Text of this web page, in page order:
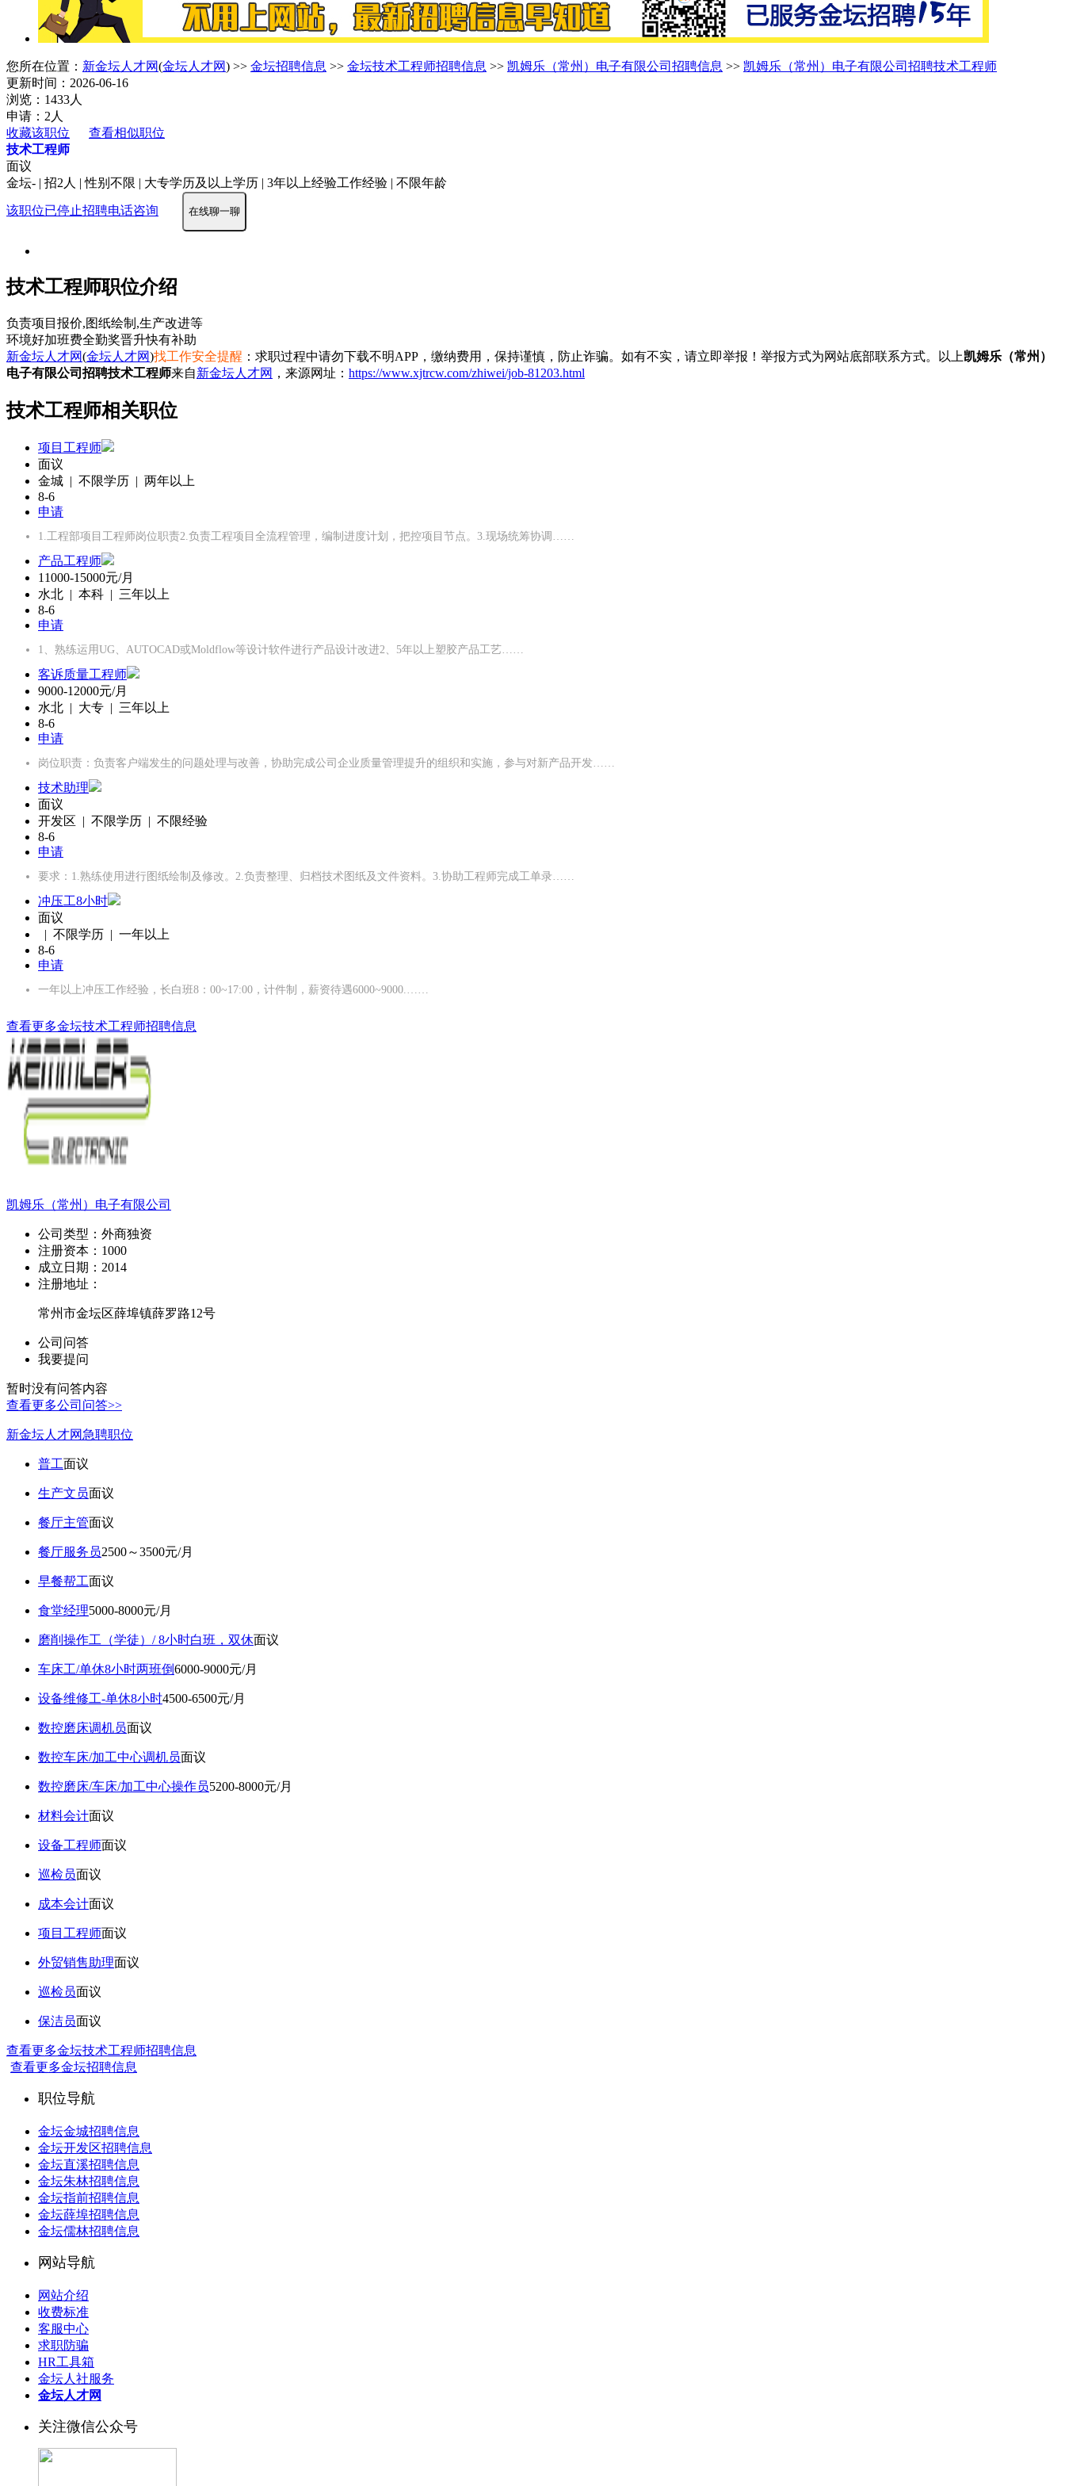
您所在位置： 新金坛人才网(金坛人才网) >> 金坛招聘信息 >> 金坛技术工程师招聘信息 >> 凯姆乐（常州）电子有限公司招聘信息 >> 凯姆乐（常州）电子有限公司招聘技术工程师
更新时间：2026-06-16
浏览：1433人
申请：2人
收藏该职位
查看相似职位
技术工程师
面议
金坛- | 招2人 | 性别不限 | 大专学历及以上学历 | 3年以上经验工作经验 | 不限年龄
该职位已停止招聘电话咨询 在线聊一聊
技术工程师职位介绍
负责项目报价,图纸绘制,生产改进等
环境好加班费全勤奖晋升快有补助
新金坛人才网(金坛人才网)找工作安全提醒 ：求职过程中请勿下载不明APP，缴纳费用，保持谨慎，防止诈骗。如有不实，请立即举报！举报方式为网站底部联系方式。以上凯姆乐（常州）
电子有限公司招聘技术工程师来自新金坛人才网 ，来源网址： https://www.xjtrcw.com/zhiwei/job-81203.html
技术工程师相关职位
项目工程师
面议
金城 | 不限学历 | 两年以上
8-6
申请
1.工程部项目工程师岗位职责2.负责工程项目全流程管理，编制进度计划，把控项目节点。3.现场统筹协调……
产品工程师
11000-15000元/月
水北 | 本科 | 三年以上
8-6
申请
1、熟练运用UG、AUTOCAD或Moldflow等设计软件进行产品设计改进2、5年以上塑胶产品工艺……
客诉质量工程师
9000-12000元/月
水北 | 大专 | 三年以上
8-6
申请
岗位职责：负责客户端发生的问题处理与改善，协助完成公司企业质量管理提升的组织和实施，参与对新产品开发……
技术助理
面议
开发区 | 不限学历 | 不限经验
8-6
申请
要求：1.熟练使用进行图纸绘制及修改。2.负责整理、归档技术图纸及文件资料。3.协助工程师完成工单录……
冲压工8小时
面议
| 不限学历 | 一年以上
8-6
申请
一年以上冲压工作经验，长白班8：00~17:00，计件制，薪资待遇6000~9000.……
查看更多金坛技术工程师招聘信息
凯姆乐（常州）电子有限公司
公司类型： 外商独资
注册资本： 1000
成立日期： 2014
注册地址：
常州市金坛区薛埠镇薛罗路12号
公司问答
我要提问
暂时没有问答内容
查看更多公司问答>>
新金坛人才网急聘职位
普工面议
生产文员面议
餐厅主管面议
餐厅服务员2500～3500元/月
早餐帮工面议
食堂经理5000-8000元/月
磨削操作工（学徒）/ 8小时白班，双休面议
车床工/单休8小时两班倒6000-9000元/月
设备维修工-单休8小时4500-6500元/月
数控磨床调机员面议
数控车床/加工中心调机员面议
数控磨床/车床/加工中心操作员5200-8000元/月
材料会计面议
设备工程师面议
巡检员面议
成本会计面议
项目工程师面议
外贸销售助理面议
巡检员面议
保洁员面议
查看更多金坛技术工程师招聘信息
查看更多金坛招聘信息
职位导航
金坛金城招聘信息
金坛开发区招聘信息
金坛直溪招聘信息
金坛朱林招聘信息
金坛指前招聘信息
金坛薛埠招聘信息
金坛儒林招聘信息
网站导航
网站介绍
收费标准
客服中心
求职防骗
HR工具箱
金坛人社服务
金坛人才网
关注微信公众号